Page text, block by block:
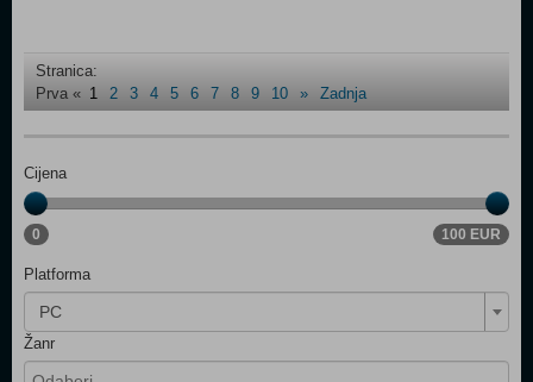
Stranica:
Prva « 1 2 3 4 5 6 7 8 9 10 » Zadnja
Cijena
0 100 EUR
Platforma
PC
Žanr